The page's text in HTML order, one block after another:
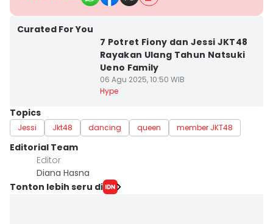
Curated For You
7 Potret Fiony dan Jessi JKT48
Rayakan Ulang Tahun Natsuki
Ueno Family
06 Agu 2025, 10:50 WIB
Hype
Topics
Jessi Jkt48 dancing queen member JKT48
Editorial Team
Editor
Diana Hasna
Tonton lebih seru di